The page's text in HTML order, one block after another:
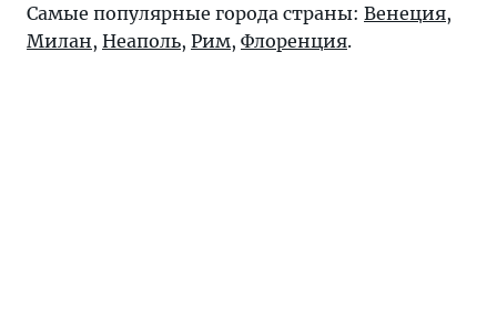
Самые популярные города страны: Венеция,
Милан, Неаполь, Рим, Флоренция.